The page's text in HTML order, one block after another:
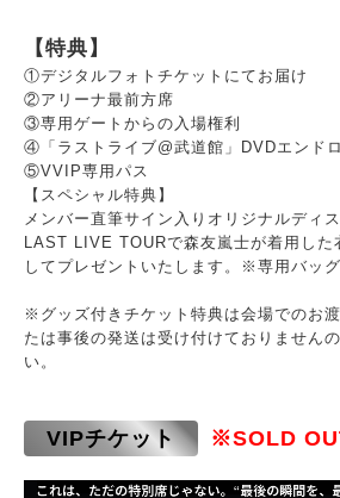
【特典】
①デジタルフォトチケットにてお届け
②アリーナ最前方席
③専用ゲートからの入場権利
④「ラストライブ@武道館」DVDエンド
⑤VVIP専用パス
【スペシャル特典】
メンバー直筆サイン入りオリジナルディ
LAST LIVE TOURで森友嵐士が着用した
してプレゼントいたします。※専用バッ
※グッズ付きチケット特典は会場でのお
たは事後の発送は受け付けておりません
い。
VIPチケット ※SOLD